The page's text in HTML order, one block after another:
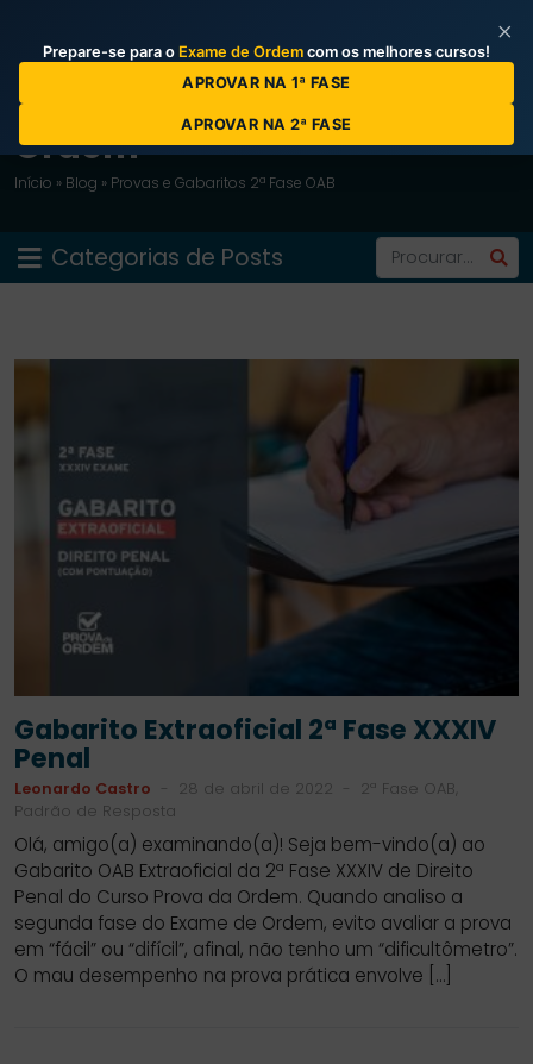
Blog do Curso Prova da
Ordem
Início » Blog » Provas e Gabaritos 2ª Fase OAB
Categorias de Posts
Gabarito Extraoficial 2ª Fase XXXIV
Penal
Leonardo Castro 28 de abril de 2022
2ª Fase OAB,
Padrão de Resposta
Olá, amigo(a) examinando(a)! Seja bem-vindo(a) ao
Gabarito OAB Extraoficial da 2ª Fase XXXIV de Direito
Penal do Curso Prova da Ordem. Quando analiso a
segunda fase do Exame de Ordem, evito avaliar a prova
em “fácil” ou “difícil”, afinal, não tenho um “dificultômetro”.
O mau desempenho na prova prática envolve […]
×
Prepare-se para o Exame de Ordem com os melhores cursos!
APROVAR NA 1ª FASE
APROVAR NA 2ª FASE